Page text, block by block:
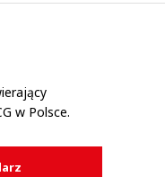
w Polsce.